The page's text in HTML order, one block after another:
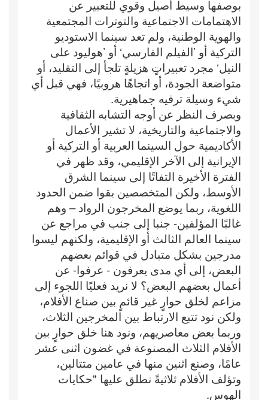
بوصفها وسيط أصيل وقوي للتعبير عن
الاهتمامات الاجتماعية والتوترات المجتمعية
والهوية الوطنية، ولم تعد سينما الاستوديو
التركية أو ’الفيلم الفارسي‘ أو ’هوليود على
النيل‘ مجرد تعبيراتٍ هزيلةٍ تلجأ إلى التقليد، أو
متواضعة الجودة، أو اتجاهًا هروبيًا، فهي قبل أي
شيء وسيلة ترفيه جماهيرية.
وبصرف النظر عن أوجه التشابه الثقافية
والاجتماعية والتاريخية، لا تشير الأعمال
الأكاديمية حول السينما العربية أو التركية أو
الإيرانية إلى الآخر الإقليمي، وقد ظهر في
الفترة الأخيرة التفاتًا إلى سينما الشرق
الأوسط، ولكن المتخصصين بقوا ضمن الحدود
اللغوية، ربما يوضع المخرجون الرواد – وهم
غالبًا المؤلفين- جنبا إلى جنب في مراجع عن
سينما العالم الثالث أو الإقليمية، ولكنهم ليسوا
مدرجين بشكل متبادل في قوائم بعضهم
البعض، إلى أي مدى يعرفون - عرفوا- عن
أعمال بعضهم البعض؟ لا نريد فعليًا اللجوء إلى
مزاعم لخلق حوارٍ غير قائمٍ بين صناع الأفلام،
ولكن نود تتبع الارتباط بين المخرجين الثلاث،
وربما بعض معاصريهم، ونود هنا خلق حوارٍ بين
الأفلام الثلاث المصنوعة في غضون اثنى عشر
عامًا، وصنع اثنين منها في عامين متتالين،
وتؤلف الأفلام ثلاثيةً نطلق عليها "حكايات
الهوس.